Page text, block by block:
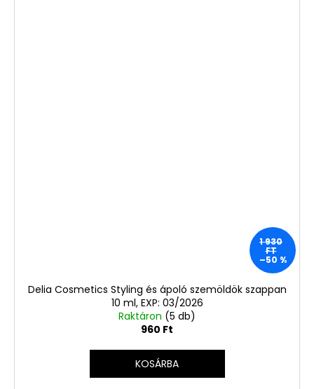
1 930
FT
–50 %
Delia Cosmetics Styling és ápoló szemöldök szappan
10 ml, EXP: 03/2026
Raktáron (5 db)
960 Ft
KOSÁRBA